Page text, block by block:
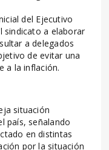
del Ejecutivo
sindicato a elaborar
a delegados
de evitar una
a la inflación.
situación
país, señalando
en distintas
por la situación